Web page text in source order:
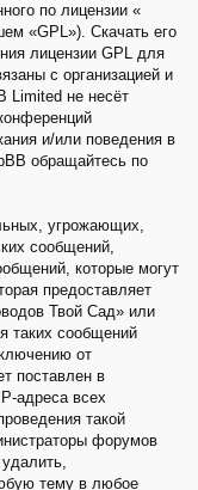
по лицензии «
«GPL»). Скачать его
лицензии GPL для
с организацией и
Limited не несёт
и/или поведения в
обращайтесь по
угрожающих,
сообщений,
которые могут
предоставляет
Твой Сад» или
таких сообщений
от
поставлен в
адреса всех
такой
форумов
тему в любое